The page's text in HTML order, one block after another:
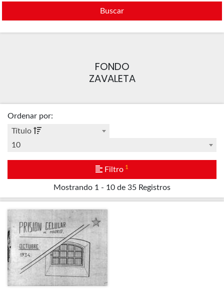
Buscar
FONDO
ZAVALETA
Mostrando 1 - 10 de 35 Registros
Ordenar por:
Título
10
Filtro 1